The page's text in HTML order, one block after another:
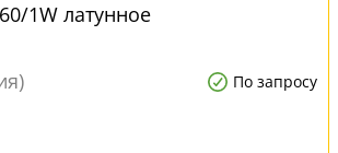
1W латунное
По запросу